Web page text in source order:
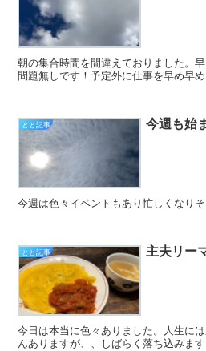
朝の集合時間を間違えておりました。
問題無しです！予定外に仕事を早め早
とと記事 今週も始
今週は色々イベントもあり忙しくなり
とと記事 主夫リー
今日は本当に色々ありました。人生に
んありますが、、しばらく落ち込みます